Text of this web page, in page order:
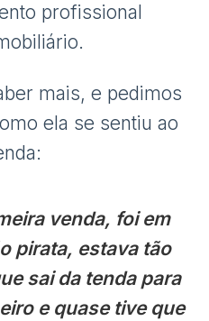
profissional
mais, e pedimos
ela se sentiu ao
venda, foi em
pirata, estava tão
sai da tenda para
e quase tive que